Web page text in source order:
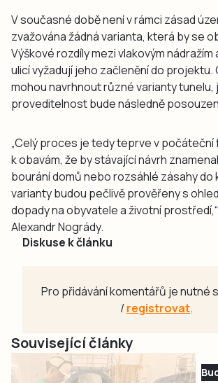
V současné době není v rámci zásad
zvažována žádná varianta, která by se
Výškové rozdíly mezi vlakovým nádražím
ulicí vyžadují jeho začlenění do projektu.
mohou navrhnout různé varianty tunelu,
proveditelnost bude následně
„Celý proces je tedy teprve v počáteční
k obavám, že by stávající návrh
bourání domů nebo rozsáhlé zásahy do
varianty budou pečlivě prověřeny s
dopady na obyvatele a životní
Alexandr Nogrády.
Diskuse k článku
Pro přidávání komentářů je nutné
/registrovat.
Související články